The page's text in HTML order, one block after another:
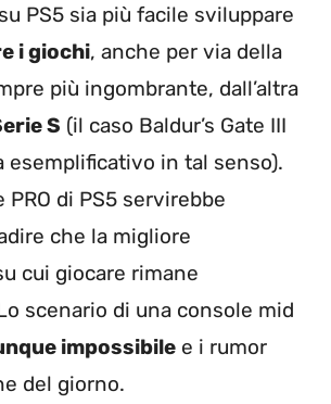
PS5 sia più facile sviluppare
i giochi, anche per via della
più ingombrante, dall’altra
S (il caso Baldur’s Gate III
esemplificativo in tal senso).
PRO di PS5 servirebbe
che la migliore
cui giocare rimane
scenario di una console mid
impossibile e i rumor
del giorno.